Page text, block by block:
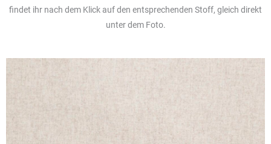
findet ihr nach dem Klick auf den entsprechenden Stoff, gleich direkt
unter dem Foto.